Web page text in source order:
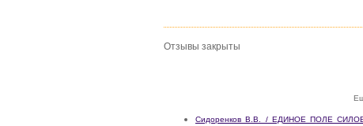
Отзывы закрыты
Сидоренков В.В. / ЕДИНОЕ ПОЛЕ